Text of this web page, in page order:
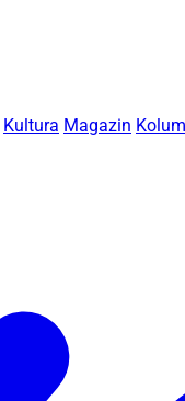
Kultura Magazin